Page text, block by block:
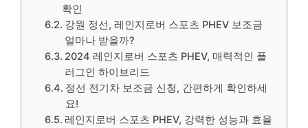
확인
강원 정선, 레인지로버 스포츠 PHEV 보조금
얼마나 받을까?
2024 레인지로버 스포츠 PHEV, 매력적인 플
러그인 하이브리드
정선 전기차 보조금 신청, 간편하게 확인하세
요!
레인지로버 스포츠 PHEV, 강력한 성능과 효율